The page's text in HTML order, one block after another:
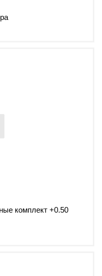
комплект +0.50